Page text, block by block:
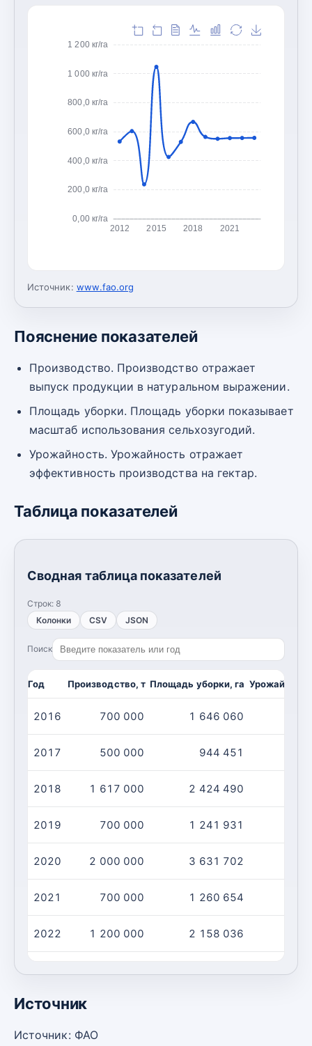
0,00 кг/га
200,0 кг/га
400,0 кг/га
600,0 кг/га
800,0 кг/га
1 000 кг/га
1 200 кг/га
2012 2015 2018 2021
Источник: www.fao.org
Пояснение показателей
Производство. Производство отражает
выпуск продукции в натуральном выражении.
Площадь уборки. Площадь уборки показывает
масштаб использования сельхозугодий.
Урожайность. Урожайность отражает
эффективность производства на гектар.
Таблица показателей
Сводная таблица показателей
Строк: 8
Колонки
CSV JSON
Поиск
Год Производство, т Площадь уборки, га
2016 700 000 1 646 060
2017 500 000 944 451
2018 1 617 000 2 424 490
2019 700 000 1 241 931
2020 2 000 000 3 631 702
2021 700 000 1 260 654
2022 1 200 000 2 158 036
Источник
Источник: ФАО